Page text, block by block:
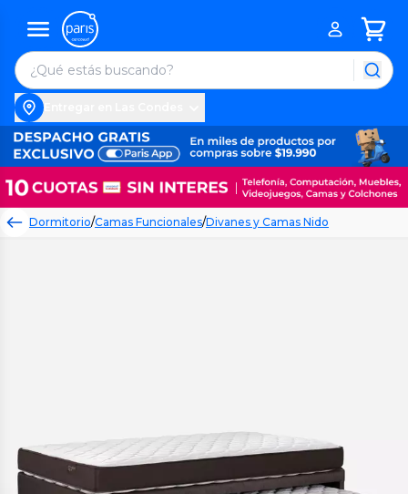
Dormitorio/Camas Funcionales/Divanes y Camas Nido